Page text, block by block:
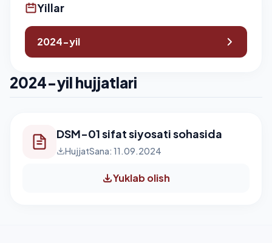
Yillar
2024-yil
2024-yil hujjatlari
DSM-01 sifat siyosati sohasida
HujjatSana: 11.09.2024
Yuklab olish